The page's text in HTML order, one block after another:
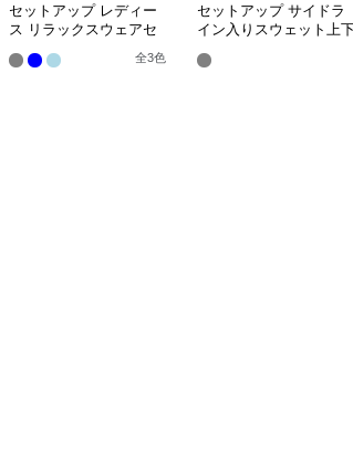
セットアップ レディー
ス リラックスウェアセ
全3色
セットアップ サイドラ
イン入りスウェット上